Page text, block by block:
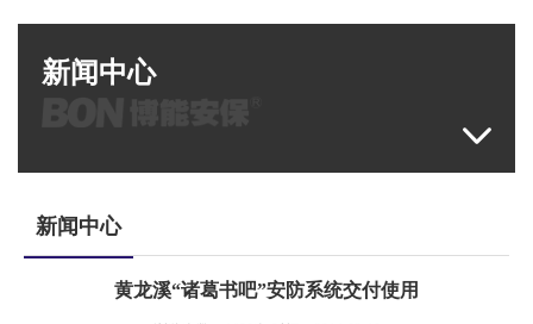
新闻中心
新闻中心
黄龙溪“诸葛书吧”安防系统交付使用